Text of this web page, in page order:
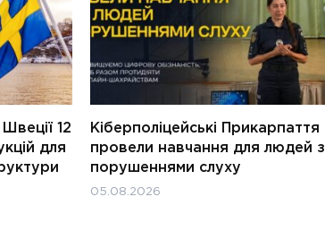
12
для
Кіберполіцейські Прикарпаття
провели навчання для людей з
порушеннями слуху
05.08.2026